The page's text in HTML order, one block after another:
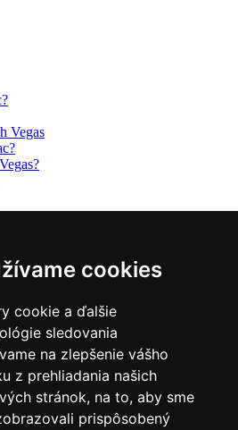
cookies
cookie a ďalšie
sledovania
na zlepšenie vášho
z prehliadania našich
stránok, na to, aby sme
prispôsobený
Vegas